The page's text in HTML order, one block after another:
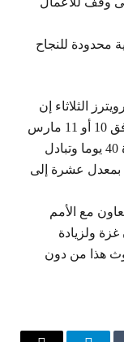
محدودة للنجاح
الثلاثاء إن
اتفاقا مقترحا يبدأ في غرة رمضان التي توافق 10 أو 11 مارس
يشمل وقف جميع العمليات العسكرية لمدة 40 يوما وتبادل
بمعدل عشرة إلى
مع الأمم
ولزيادة
هذا من دون